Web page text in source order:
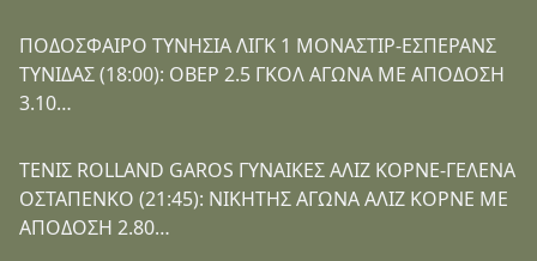
ΠΟΔΟΣΦΑΙΡΟ ΤΥΝΗΣΙΑ ΛΙΓΚ 1 ΜΟΝΑΣΤΙΡ-ΕΣΠΕΡΑΝΣ
ΤΥΝΙΔΑΣ (18:00): ΟΒΕΡ 2.5 ΓΚΟΛ ΑΓΩΝΑ ΜΕ ΑΠΟΔΟΣΗ
3.10…
ΤΕΝΙΣ ROLLAND GAROS ΓΥΝΑΙΚΕΣ ΑΛΙΖ ΚΟΡΝΕ-ΓΕΛΕΝΑ
ΟΣΤΑΠΕΝΚΟ (21:45): ΝΙΚΗΤΗΣ ΑΓΩΝΑ ΑΛΙΖ ΚΟΡΝΕ ΜΕ
ΑΠΟΔΟΣΗ 2.80…